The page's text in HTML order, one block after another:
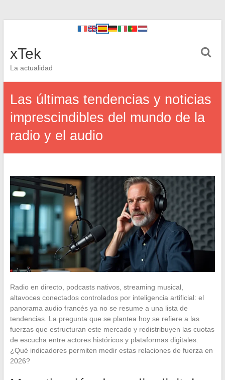
xTek
La actualidad
Las últimas tendencias y noticias
imprescindibles del mundo de la
radio y el audio
Radio en directo, podcasts nativos, streaming musical,
altavoces conectados controlados por inteligencia artificial: el
panorama audio francés ya no se resume a una lista de
tendencias. La pregunta que se plantea hoy se refiere a las
fuerzas que estructuran este mercado y redistribuyen las cuotas
de escucha entre actores históricos y plataformas digitales.
¿Qué indicadores permiten medir estas relaciones de fuerza en
2026?